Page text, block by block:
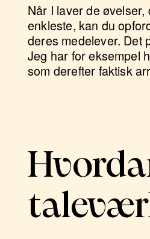
Når I laver de
enkleste, kan du
deres medelever. Det
Jeg har for eksempel
som derefter faktisk